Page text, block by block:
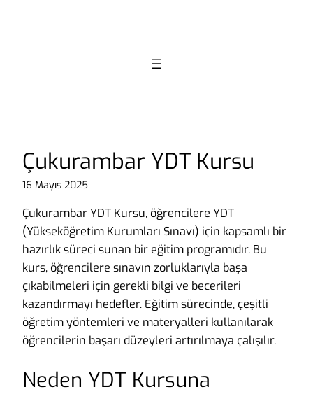
Çukurambar YDT Kursu
16 Mayıs 2025
Çukurambar YDT Kursu, öğrencilere YDT
(Yükseköğretim Kurumları Sınavı) için kapsamlı bir
hazırlık süreci sunan bir eğitim programıdır. Bu
kurs, öğrencilere sınavın zorluklarıyla başa
çıkabilmeleri için gerekli bilgi ve becerileri
kazandırmayı hedefler. Eğitim sürecinde, çeşitli
öğretim yöntemleri ve materyalleri kullanılarak
öğrencilerin başarı düzeyleri artırılmaya çalışılır.
Neden YDT Kursuna